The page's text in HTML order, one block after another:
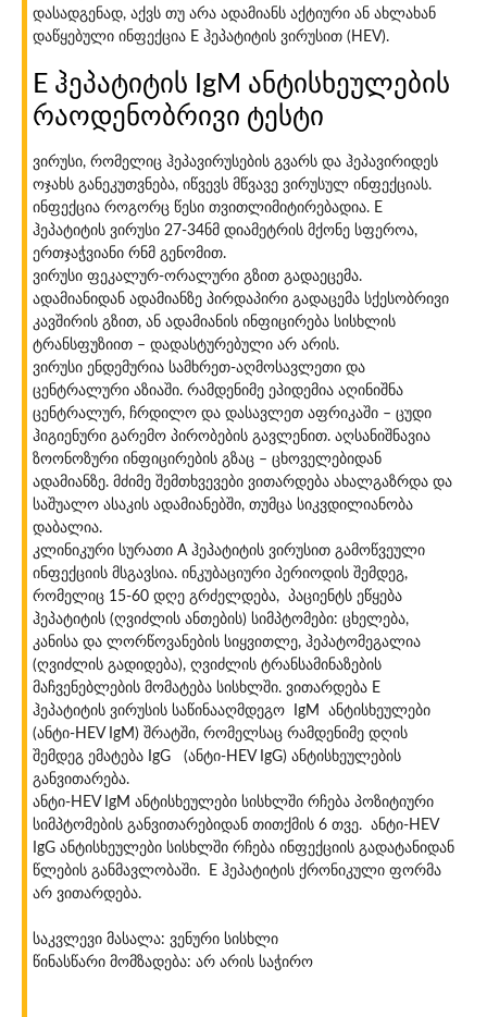
დასადგენად, აქვს თუ არა ადამიანს აქტიური ან ახლახან
დაწყებული ინფექცია E ჰეპატიტის ვირუსით (HEV).
E ჰეპატიტის IgM ანტისხეულების
რაოდენობრივი ტესტი
ვირუსი, რომელიც ჰეპავირუსების გვარს და ჰეპავირიდეს
ოჯახს განეკუთვნება, იწვევს მწვავე ვირუსულ ინფექციას.
ინფექცია როგორც წესი თვითლიმიტირებადია. E
ჰეპატიტის ვირუსი 27-34ნმ დიამეტრის მქონე სფეროა,
ერთჯაჭვიანი რნმ გენომით.
ვირუსი ფეკალურ-ორალური გზით გადაეცემა.
ადამიანიდან ადამიანზე პირდაპირი გადაცემა სქესობრივი
კავშირის გზით, ან ადამიანის ინფიცირება სისხლის
ტრანსფუზიით – დადასტურებული არ არის.
ვირუსი ენდემურია სამხრეთ-აღმოსავლეთი და
ცენტრალური აზიაში. რამდენიმე ეპიდემია აღინიშნა
ცენტრალურ, ჩრდილო და დასავლეთ აფრიკაში – ცუდი
ჰიგიენური გარემო პირობების გავლენით. აღსანიშნავია
ზოონოზური ინფიცირების გზაც – ცხოველებიდან
ადამიანზე. მძიმე შემთხვევები ვითარდება ახალგაზრდა და
საშუალო ასაკის ადამიანებში, თუმცა სიკვდილიანობა
დაბალია.
კლინიკური სურათი A ჰეპატიტის ვირუსით გამოწვეული
ინფექციის მსგავსია. ინკუბაციური პერიოდის შემდეგ,
რომელიც 15-60 დღე გრძელდება, პაციენტს ეწყება
ჰეპატიტის (ღვიძლის ანთების) სიმპტომები: ცხელება,
კანისა და ლორწოვანების სიყვითლე, ჰეპატომეგალია
(ღვიძლის გადიდება), ღვიძლის ტრანსამინაზების
მაჩვენებლების მომატება სისხლში. ვითარდება E
ჰეპატიტის ვირუსის საწინააღმდეგო IgM ანტისხეულები
(ანტი-HEV IgM) შრატში, რომელსაც რამდენიმე დღის
შემდეგ ემატება IgG (ანტი-HEV IgG) ანტისხეულების
განვითარება.
ანტი-HEV IgM ანტისხეულები სისხლში რჩება პოზიტიური
სიმპტომების განვითარებიდან თითქმის 6 თვე. ანტი-HEV
IgG ანტისხეულები სისხლში რჩება ინფექციის გადატანიდან
წლების განმავლობაში. E ჰეპატიტის ქრონიკული ფორმა
არ ვითარდება.
საკვლევი მასალა: ვენური სისხლი
წინასწარი მომზადება: არ არის საჭირო